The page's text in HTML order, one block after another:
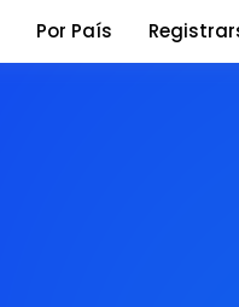
Por País